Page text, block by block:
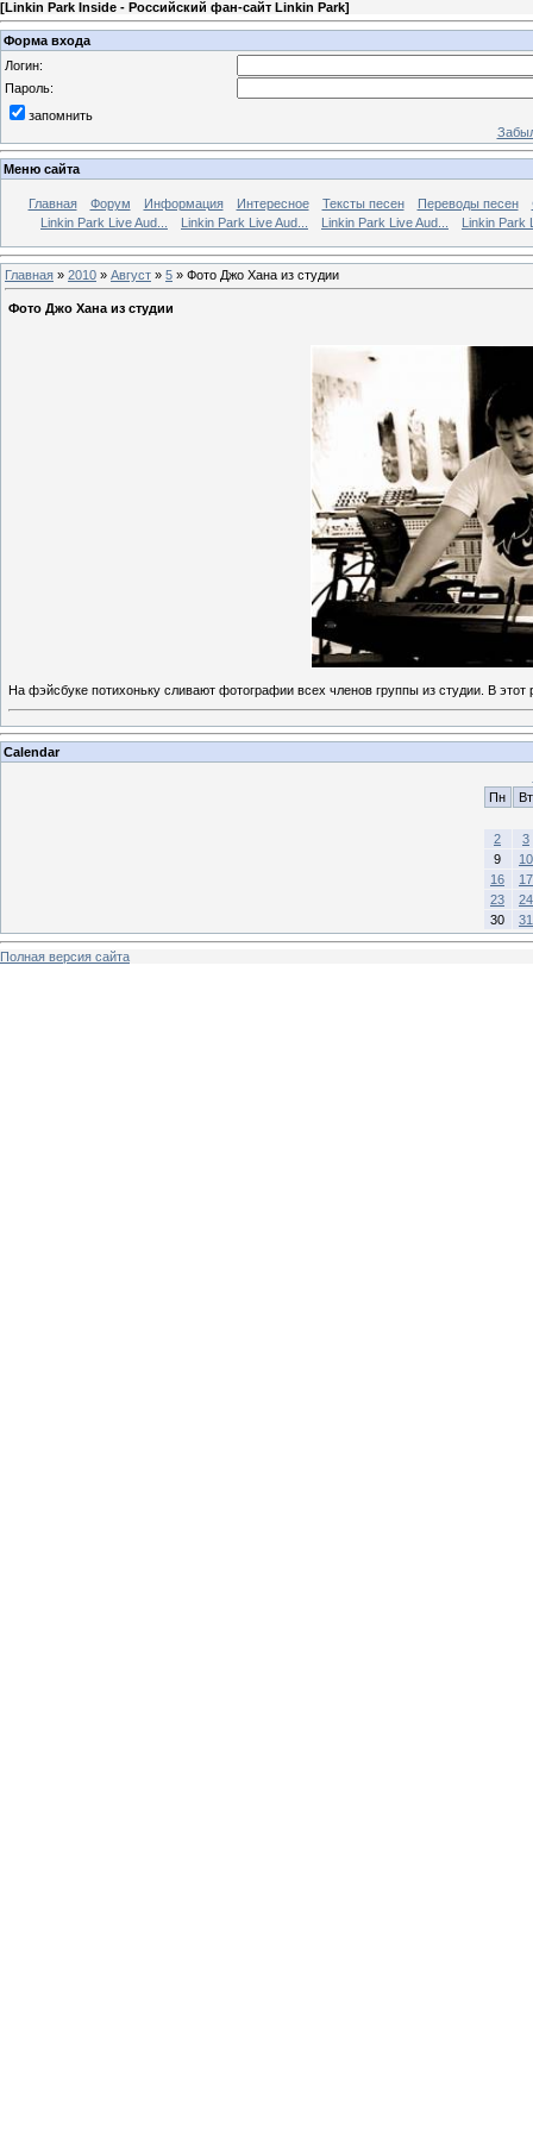
[Linkin Park Inside - Российский фан-сайт Linkin Park]
Форма входа
Логин:
Пароль:
запомнить
Меню сайта
Главная Форум Информация Интересное Тексты песен Переводы песен
Linkin Park Live Aud...
Linkin Park Live Aud... Linkin Park Live Aud... Linkin Park
Главная » 2010 » Август » 5 » Фото Джо Хана из студии
Фото Джо Хана из студии
На фэйсбуке потихоньку сливают фотографии всех членов группы из студии. В этот
Calendar
Пн
Вт
2
3
9
10
16
17
23
24
30
31
Полная версия сайта